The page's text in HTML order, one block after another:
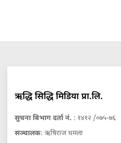
ऋद्धि सिद्धि मिडिया प्रा.लि.
सुचना बिभाग दर्ता नं. : १४१२ /०७५-७६
सञ्चालक: ऋषिराज धमला